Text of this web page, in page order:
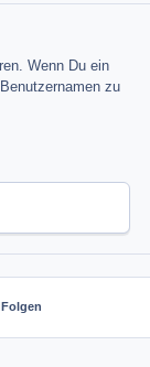
Wenn Du ein
zu
Folgen